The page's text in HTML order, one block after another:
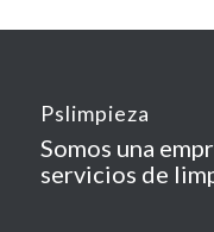
Pslimpieza
Somos una
servicios de